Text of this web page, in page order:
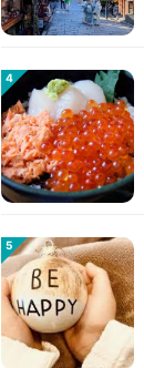
4
5